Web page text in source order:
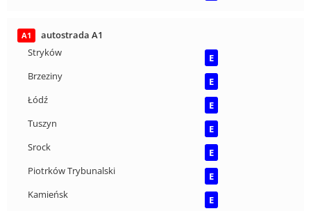
A1
autostrada A1
Stryków
E
Brzeziny
E
Łódź
E
Tuszyn
E
Srock
E
Piotrków Trybunalski
E
Kamieńsk
E